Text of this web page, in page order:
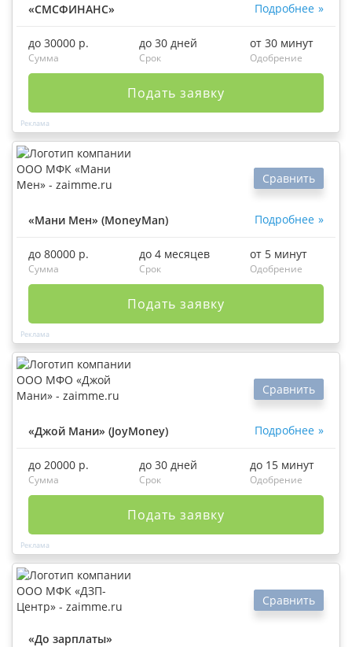
«СМСФИНАНС» Подробнее
до 30000 р.
Сумма
до 30 дней
Срок
от 30 минут
Одобрение
Подать заявку
«Мани Мен» (MoneyMan) Подробнее
Сравнить
до 80000 р.
Сумма
до 4 месяцев
Срок
от 5 минут
Одобрение
Подать заявку
«Джой Мани» (JoyMoney) Подробнее
Сравнить
до 20000 р.
Сумма
до 30 дней
Срок
до 15 минут
Одобрение
Подать заявку
«До зарплаты»
Сравнить